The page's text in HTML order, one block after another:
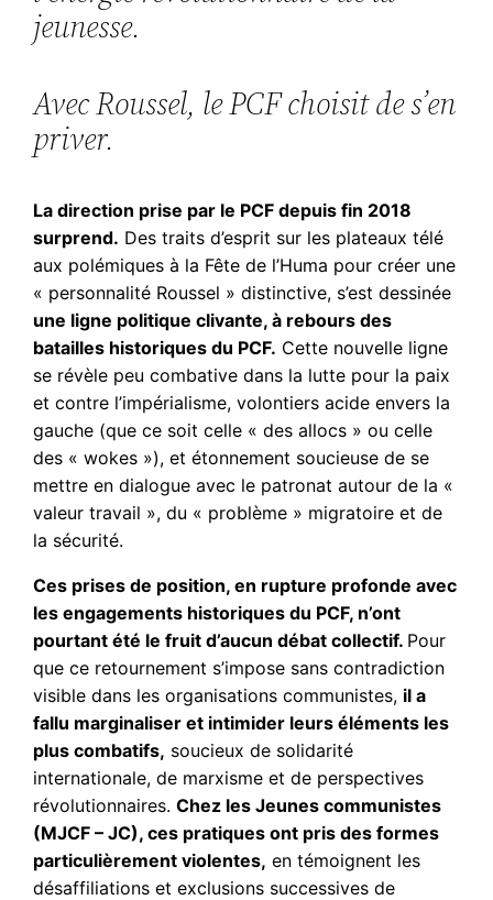
jeunesse.
Avec Roussel, le PCF choisit de s’en
priver.
La direction prise par le PCF depuis fin 2018
surprend. Des traits d’esprit sur les plateaux télé
aux polémiques à la Fête de l’Huma pour créer une
« personnalité Roussel » distinctive, s’est dessinée
une ligne politique clivante, à rebours des
batailles historiques du PCF. Cette nouvelle ligne
se révèle peu combative dans la lutte pour la paix
et contre l’impérialisme, volontiers acide envers la
gauche (que ce soit celle « des allocs » ou celle
des « wokes »), et étonnement soucieuse de se
mettre en dialogue avec le patronat autour de la «
valeur travail », du « problème » migratoire et de
la sécurité.
Ces prises de position, en rupture profonde avec
les engagements historiques du PCF, n’ont
pourtant été le fruit d’aucun débat collectif. Pour
que ce retournement s’impose sans contradiction
visible dans les organisations communistes, il a
fallu marginaliser et intimider leurs éléments les
plus combatifs, soucieux de solidarité
internationale, de marxisme et de perspectives
révolutionnaires.Chez les Jeunes communistes
(MJCF – JC), ces pratiques ont pris des formes
particulièrement violentes, en témoignent les
désaffiliations et exclusions successives de